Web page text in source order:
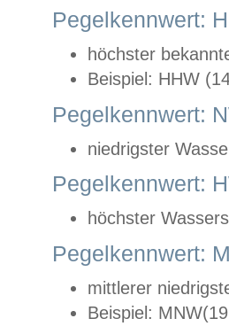
Pegelkennwert:
höchster
Beispiel: HHW
Pegelkennwert:
niedrigster
Pegelkennwert:
höchster
Pegelkennwert:
mittlerer
Beispiel: